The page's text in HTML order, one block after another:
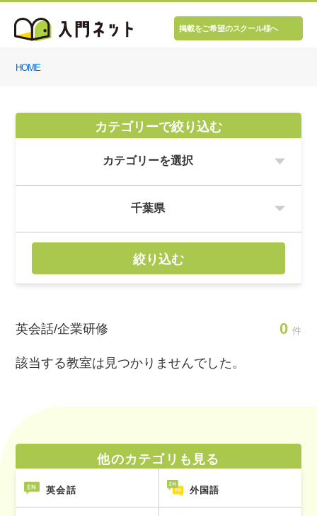
掲載をご希望のスクール様へ
HOME
カテゴリーで絞り込む
絞り込む
英会話/企業研修 0 件
該当する教室は見つかりませんでした。
他のカテゴリも見る
英会話 外国語